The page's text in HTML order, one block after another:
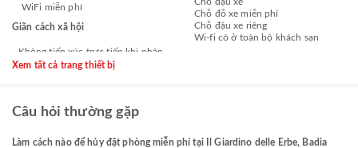
WiFi miễn phí
Giãn cách xã hội
Chỗ đỗ xe miễn phí
Chỗ đậu xe riêng
Wi-fi có ở toàn bộ khách sạn
Xem tất cả trang thiết bị
Câu hỏi thường gặp
Làm cách nào để hủy đặt phòng miễn phí tại Il Giardino delle Erbe, Badia